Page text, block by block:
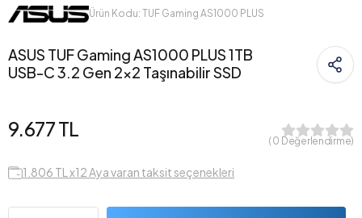
Ürün Kodu: TUF Gaming AS1000 PLUS
ASUS TUF Gaming AS1000 PLUS 1TB
USB-C 3.2 Gen 2x2 Taşınabilir SSD
9.677 TL
( 0 Değerlendirme)
1.806 TL x12 Aya varan taksit seçenekleri